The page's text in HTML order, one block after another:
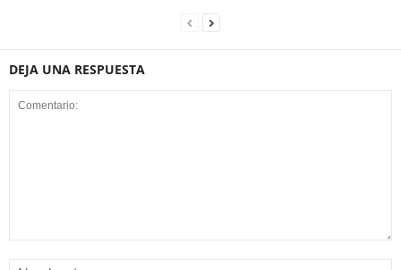
DEJA UNA RESPUESTA